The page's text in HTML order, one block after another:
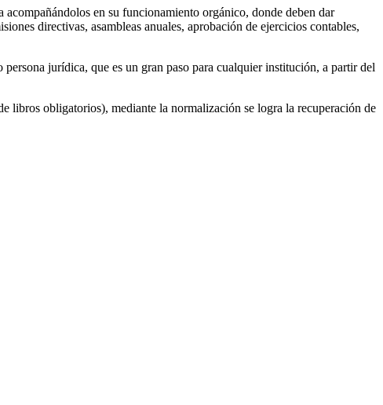
en su funcionamiento orgánico, donde deben dar
directivas, asambleas anuales, aprobación de ejercicios contables,
jurídica, que es un gran paso para cualquier institución, a partir del
libros obligatorios), mediante la normalización se logra la recuperación de